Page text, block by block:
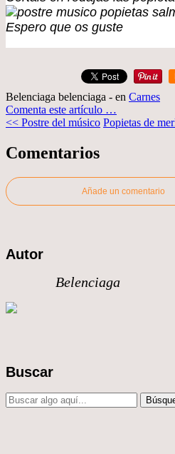
Espero que os guste
Belenciaga belenciaga - en Carnes
Comenta este artículo …
<< Postre del músico Popietas de
Comentarios
Añade un comentario
Autor
Belenciaga
Buscar